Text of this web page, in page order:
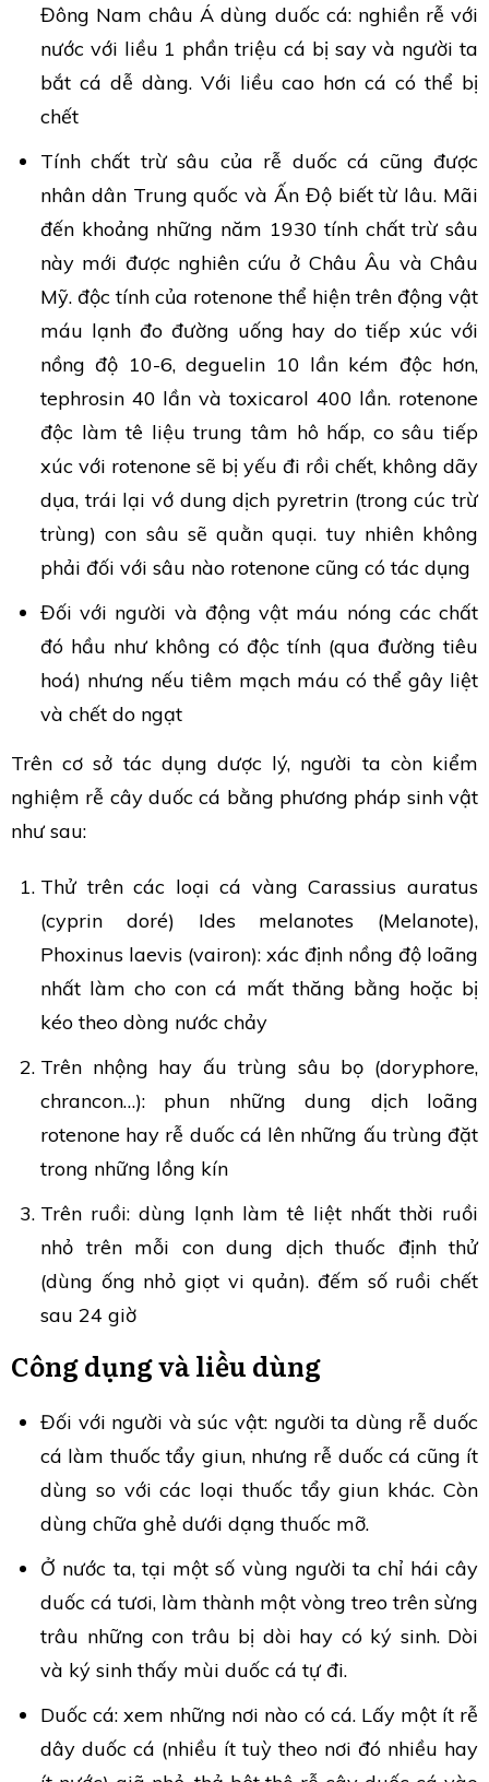
Đông Nam châu Á dùng duốc cá: nghiền rễ với
nước với liều 1 phần triệu cá bị say và người ta
bắt cá dễ dàng. Với liều cao hơn cá có thể bị
chết
Tính chất trừ sâu của rễ duốc cá cũng được
nhân dân Trung quốc và Ấn Độ biết từ lâu. Mãi
đến khoảng những năm 1930 tính chất trừ sâu
này mới được nghiên cứu ở Châu Âu và Châu
Mỹ. độc tính của rotenone thể hiện trên động vật
máu lạnh đo đường uống hay do tiếp xúc với
nồng độ 10-6, deguelin 10 lần kém độc hơn,
tephrosin 40 lần và toxicarol 400 lần. rotenone
độc làm tê liệu trung tâm hô hấp, co sâu tiếp
xúc với rotenone sẽ bị yếu đi rồi chết, không dãy
dụa, trái lại vớ dung dịch pyretrin (trong cúc trừ
trùng) con sâu sẽ quằn quại. tuy nhiên không
phải đối với sâu nào rotenone cũng có tác dụng
Đối với người và động vật máu nóng các chất
đó hầu như không có độc tính (qua đường tiêu
hoá) nhưng nếu tiêm mạch máu có thể gây liệt
và chết do ngạt
Trên cơ sở tác dụng dược lý, người ta còn kiểm
nghiệm rễ cây duốc cá bằng phương pháp sinh vật
như sau:
Thử trên các loại cá vàng Carassius auratus
(cyprin doré) Ides melanotes (Melanote),
Phoxinus laevis (vairon): xác định nồng độ loãng
nhất làm cho con cá mất thăng bằng hoặc bị
kéo theo dòng nước chảy
Trên nhộng hay ấu trùng sâu bọ (doryphore,
chrancon…): phun những dung dịch loãng
rotenone hay rễ duốc cá lên những ấu trùng đặt
trong những lồng kín
Trên ruồi: dùng lạnh làm tê liệt nhất thời ruồi
nhỏ trên mỗi con dung dịch thuốc định thử
(dùng ống nhỏ giọt vi quản). đếm số ruồi chết
sau 24 giờ
Công dụng và liều dùng
Đối với người và súc vật: người ta dùng rễ duốc
cá làm thuốc tẩy giun, nhưng rễ duốc cá cũng ít
dùng so với các loại thuốc tẩy giun khác. Còn
dùng chữa ghẻ dưới dạng thuốc mỡ.
Ở nước ta, tại một số vùng người ta chỉ hái cây
duốc cá tươi, làm thành một vòng treo trên sừng
trâu những con trâu bị dòi hay có ký sinh. Dòi
và ký sinh thấy mùi duốc cá tự đi.
Duốc cá: xem những nơi nào có cá. Lấy một ít rễ
dây duốc cá (nhiều ít tuỳ theo nơi đó nhiều hay